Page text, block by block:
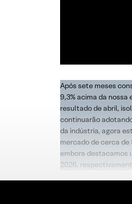
Após sete meses
9,3% acima da
resultado de abril,
continuarão
da indústria, agora
mercado de cerca de
embora destacamos
2026,